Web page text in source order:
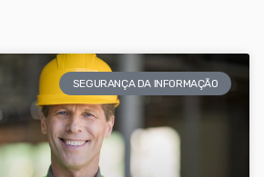
SEGURANÇA DA INFORMAÇÃO